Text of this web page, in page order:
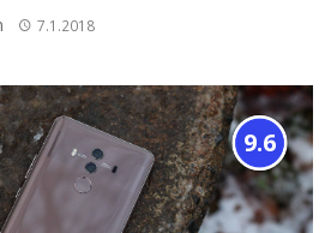
7.1.2018
9.6